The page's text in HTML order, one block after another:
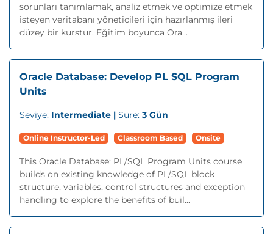
sorunları tanımlamak, analiz etmek ve optimize etmek
isteyen veritabanı yöneticileri için hazırlanmış ileri
düzey bir kurstur. Eğitim boyunca Ora...
Oracle Database: Develop PL SQL Program
Units
Seviye: Intermediate | Süre: 3 Gün
Online Instructor-Led Classroom Based Onsite
This Oracle Database: PL/SQL Program Units course
builds on existing knowledge of PL/SQL block
structure, variables, control structures and exception
handling to explore the benefits of buil...